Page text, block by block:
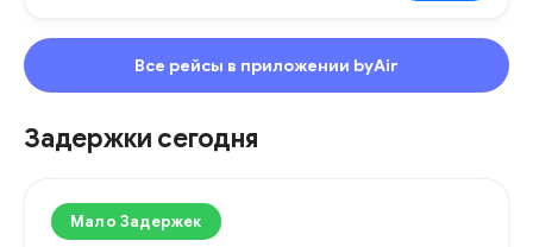
Все рейсы в приложении byAir
Задержки сегодня
Мало Задержек